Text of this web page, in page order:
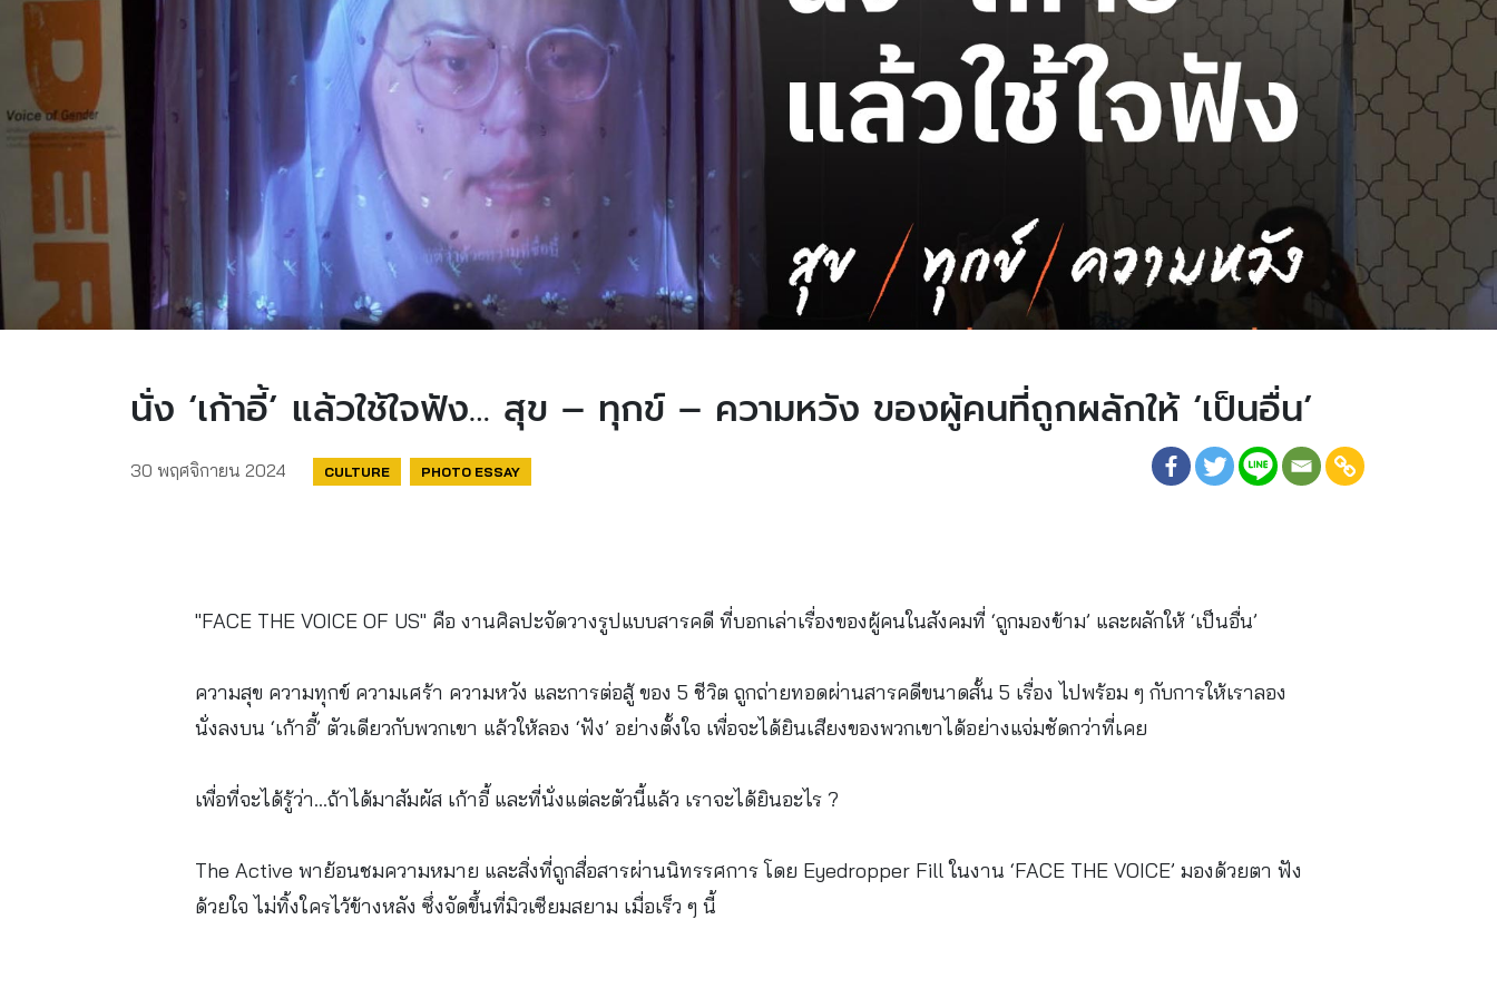
นั่ง ‘เก้าอี้’ แล้วใช้ใจฟัง… สุข – ทุกข์ – ความหวัง ของผู้คนที่ถูกผลักให้ ‘เป็นอื่น’
30 พฤศจิกายน 2024 CULTURE PHOTO ESSAY
"FACE THE VOICE OF US" คือ งานศิลปะจัดวางรูปแบบสารคดี ที่บอกเล่าเรื่องของผู้คนในสังคมที่ ‘ถูกมองข้าม’ และผลักให้ ‘เป็นอื่น’
ความสุข ความทุกข์ ความเศร้า ความหวัง และการต่อสู้ ของ 5 ชีวิต ถูกถ่ายทอดผ่านสารคดีขนาดสั้น 5 เรื่อง ไปพร้อม ๆ กับการให้เราลอง
นั่งลงบน ‘เก้าอี้’ ตัวเดียวกับพวกเขา แล้วให้ลอง ‘ฟัง’ อย่างตั้งใจ เพื่อจะได้ยินเสียงของพวกเขาได้อย่างแจ่มชัดกว่าที่เคย
เพื่อที่จะได้รู้ว่า...ถ้าได้มาสัมผัส เก้าอี้ และที่นั่งแต่ละตัวนี้แล้ว เราจะได้ยินอะไร ?
The Active พาย้อนชมความหมาย และสิ่งที่ถูกสื่อสารผ่านนิทรรศการ โดย Eyedropper Fill ในงาน ‘FACE THE VOICE’ มองด้วยตา ฟัง
ด้วยใจ ไม่ทิ้งใครไว้ข้างหลัง ซึ่งจัดขึ้นที่มิวเซียมสยาม เมื่อเร็ว ๆ นี้